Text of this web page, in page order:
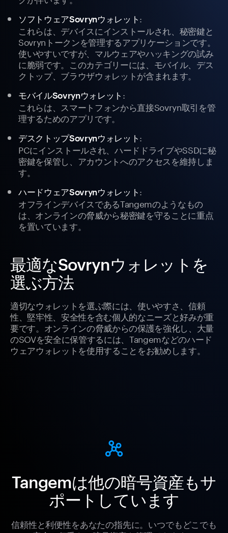
ソフトウェアSovrynウォレット :
これらは、デバイスにインストールされ、秘密鍵と
Sovrynトークンを管理するアプリケーションです。
使いやすいですが、マルウェアやハッキングの試み
に脆弱です。このカテゴリーには、モバイル、デス
クトップ、ブラウザウォレットが含まれます。
モバイルSovrynウォレット :
これらは、スマートフォンから直接Sovryn取引を管
理するためのアプリです。
デスクトップSovrynウォレット :
PCにインストールされ、ハードドライブやSSDに秘
密鍵を保管し、アカウントへのアクセスを維持しま
す。
ハードウェアSovrynウォレット :
オフラインデバイスであるTangemのようなもの
は、オンラインの脅威から秘密鍵を守ることに重点
を置いています。
最適なSovrynウォレットを
選ぶ方法
適切なウォレットを選ぶ際には、使いやすさ、信頼
性、堅牢性、安全性を含む個人的なニーズと好みが重
要です。オンラインの脅威からの保護を強化し、大量
のSOVを安全に保管するには、Tangemなどのハード
ウェアウォレットを使用することをお勧めします。
Tangemは他の暗号資産もサ
ポートしています
信頼性と利便性をあなたの指先に。いつでもどこでも